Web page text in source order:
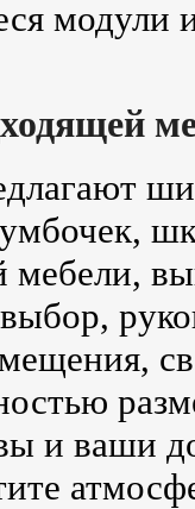
модули
мебели,
и ваши